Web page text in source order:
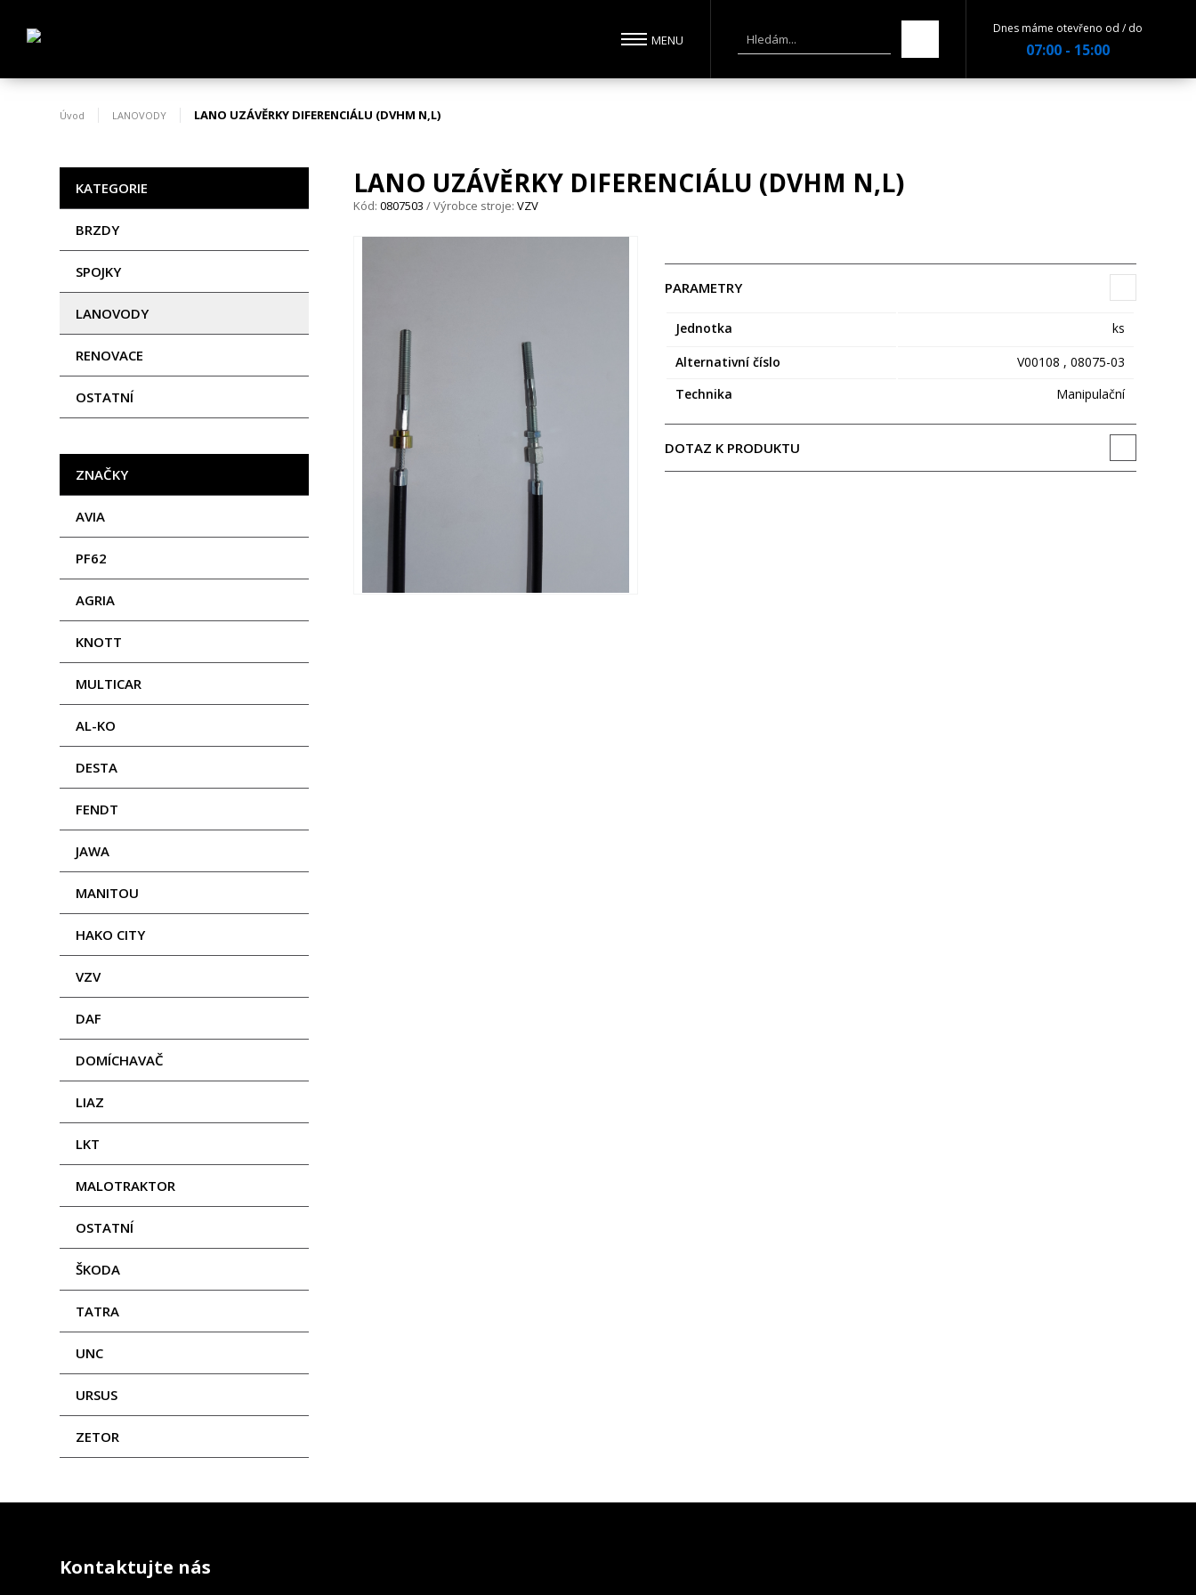
Dnes máme otevřeno od / do
07:00 - 15:00
Úvod LANOVODY LANO UZÁVĚRKY DIFERENCIÁLU (DVHM N,L)
KATEGORIE
BRZDY
SPOJKY
LANOVODY
RENOVACE
OSTATNÍ
ZNAČKY
AVIA
PF62
AGRIA
KNOTT
MULTICAR
AL-KO
DESTA
FENDT
JAWA
MANITOU
HAKO CITY
VZV
DAF
DOMÍCHAVAČ
LIAZ
LKT
MALOTRAKTOR
OSTATNÍ
ŠKODA
TATRA
UNC
URSUS
ZETOR
LANO UZÁVĚRKY DIFERENCIÁLU (DVHM N,L)
Kód:0807503 / Výrobce stroje:VZV
PARAMETRY
Jednotka
ks
Alternativní číslo
V00108 , 08075-03
Technika
Manipulační
DOTAZ K PRODUKTU
Kontaktujte nás